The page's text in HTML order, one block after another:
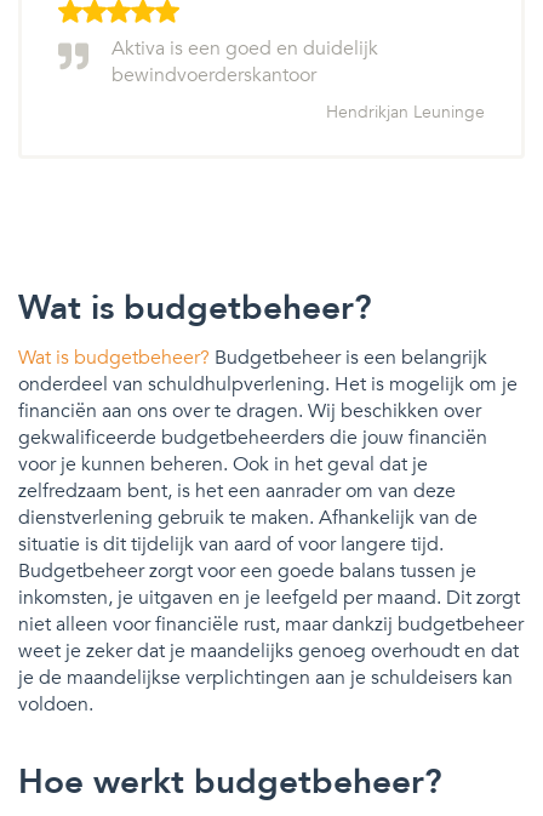
Aktiva is een goed en duidelijk
bewindvoerderskantoor
Hendrikjan Leuninge
Wat is budgetbeheer?
Wat is budgetbeheer? Budgetbeheer is een belangrijk
onderdeel van schuldhulpverlening. Het is mogelijk om je
financiën aan ons over te dragen. Wij beschikken over
gekwalificeerde budgetbeheerders die jouw financiën
voor je kunnen beheren. Ook in het geval dat je
zelfredzaam bent, is het een aanrader om van deze
dienstverlening gebruik te maken. Afhankelijk van de
situatie is dit tijdelijk van aard of voor langere tijd.
Budgetbeheer zorgt voor een goede balans tussen je
inkomsten, je uitgaven en je leefgeld per maand. Dit zorgt
niet alleen voor financiële rust, maar dankzij budgetbeheer
weet je zeker dat je maandelijks genoeg overhoudt en dat
je de maandelijkse verplichtingen aan je schuldeisers kan
voldoen.
Hoe werkt budgetbeheer?